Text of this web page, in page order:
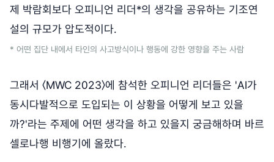
제 박람회보다 오피니언 리더*의 생각을 공유하는 기조연
설의 규모가 압도적이다.
* 어떤 집단 내에서 타인의 사고방식이나 행동에 강한 영향을 주는 사람
그래서 〈MWC 2023〉에 참석한 오피니언 리더들은 'AI가
동시다발적으로 도입되는 이 상황을 어떻게 보고 있을
까?'라는 주제에 어떤 생각을 하고 있을지 궁금해하며 바르
셀로나행 비행기에 올랐다.